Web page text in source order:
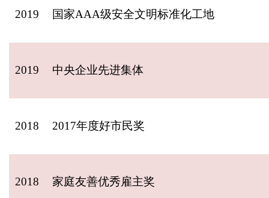
2019 国家AAA级安全文明标准化工地
2019 中央企业先进集体
2018 2017年度好市民奖
2018 家庭友善优秀雇主奖